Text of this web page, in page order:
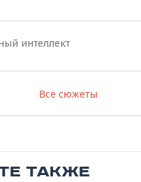
интеллект
Все сюжеты
ТАКЖЕ